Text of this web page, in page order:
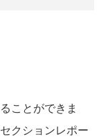
ことができま
クションレポー